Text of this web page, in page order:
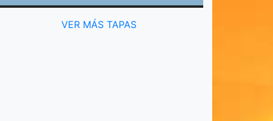
VER MÁS TAPAS